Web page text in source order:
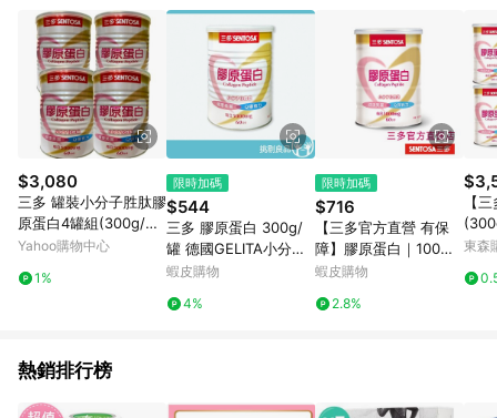
市場 45 天內完成訂單出貨及結帳，則不符合贈點資格。 (4) 如
使用APP、或中途瀏覽比價網、回饋網、Google等其他網頁、或
由網頁版(電腦版/手機版網頁)切換為App都將會造成追蹤中斷而
無法進行 LINE POINTS 回饋。 (5) LINE 購物為購物資訊整合性
平台，商品資料更新會有時間差，如顯示之商品規格、顏色、價
位、贈品與台灣樂天市場銷售網頁不符，以銷售網頁標示為準。
(6) 導購訂單已逾 365 天，根據台灣樂天回饋規定，逾期訂單將
不符合回饋資格。 (7) 若上述或其他原因，致使消費者無接收到
點數回饋或點數回饋有爭議，台灣樂天市場保有更改條款與法律
追訴之權利，活動詳情以樂天市場網站公告為準。
$3,080
三多 罐裝小分子胜肽膠
原蛋白4罐組(300g/罐;
約60日份)長期使用;效
Yahoo購物中心
1%
限時加碼
$544
三多 膠原蛋白 300g/
罐 德國GELITA小分子
胜肽 高純度無添加 每
多膠原蛋白 挑剔良品
蝦皮購物
4%
限時加碼
$716
【三多官方直營 有保
障】膠原蛋白｜100%
純膠原蛋白｜小分子化
蝦皮購物
2.8%
【
東森
熱銷排行榜